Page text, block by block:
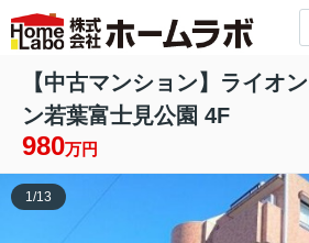
【中古マンション】ライオ
ン若葉富士見公園 4F
980万円
1/13